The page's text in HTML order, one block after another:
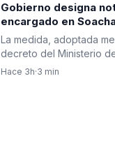
Gobierno designa
encargado en
forzoso del titular
La medida, adoptada
decreto del Ministerio
busca garantizar la
Hace 3h·3 min